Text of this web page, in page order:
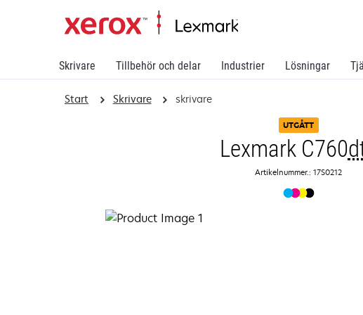
Skrivare Tillbehör och delar Industrier Lösningar
Start Skrivare skrivare
UTGÅTT
Lexmark C760
Artikelnummer.: 17S0212